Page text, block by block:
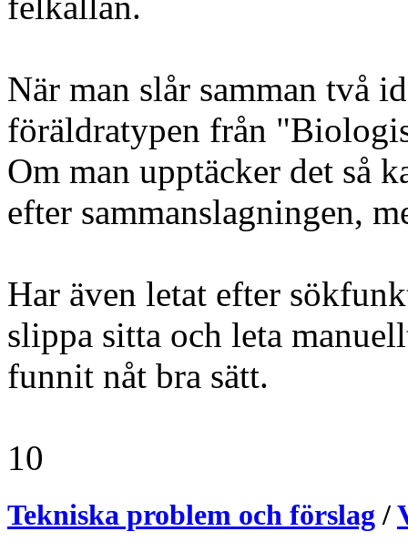
När man slår samman två
föräldratypen från
Om man upptäcker det så
efter sammanslagningen,
Har även letat efter
slippa sitta och leta
funnit nåt bra sätt.
10
Tekniska problem och förslag /